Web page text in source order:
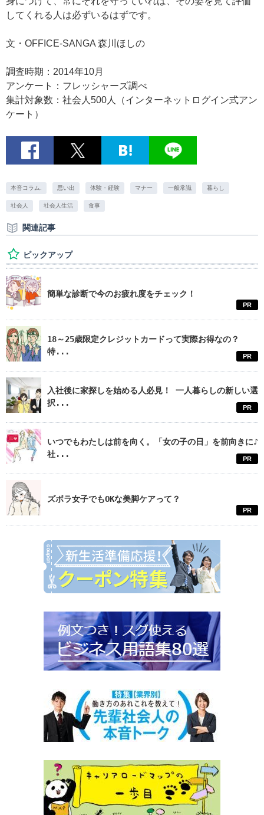
してくれる人は必ずいるはずです。
文・OFFICE-SANGA 森川ほしの
調査時期：2014年10月
アンケート：フレッシャーズ調べ
集計対象数：社会人500人（インターネットログイン式アン
ケート）
本音コラム. 思い出 体験・経験 マナー 一般常識 暮らし
社会人 社会人生活 食事
関連記事
ピックアップ
簡単な診断で今のお疲れ度をチェック！
PR
18～25歳限定クレジットカードって実際お得なの？
特...
PR
入社後に家探しを始める人必見！ 一人暮らしの新しい選
択...
PR
いつでもわたしは前を向く。「女の子の日」を前向きに♪
社...
PR
ズボラ女子でもOKな美脚ケアって？
PR